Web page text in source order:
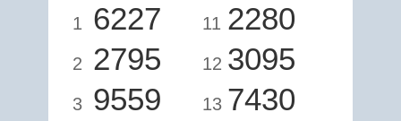
1 6227
2 2795
3 9559
11 2280
12 3095
13 7430